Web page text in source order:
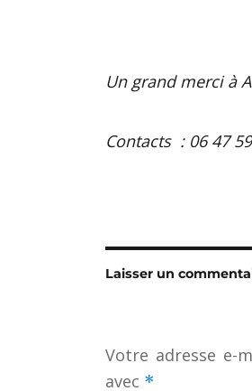
Un grand merci à
Contacts : 06 47
Laisser un
Votre adresse e-
avec *